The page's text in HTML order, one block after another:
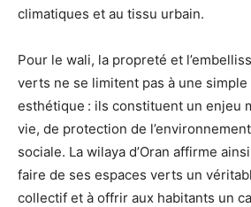
climatiques et au tissu urbain.
Pour le wali, la propreté et
verts ne se limitent pas à une
esthétique : ils constituent un enjeu
vie, de protection de
sociale. La wilaya d’Oran affirme
faire de ses espaces verts un
collectif et à offrir aux habitants un